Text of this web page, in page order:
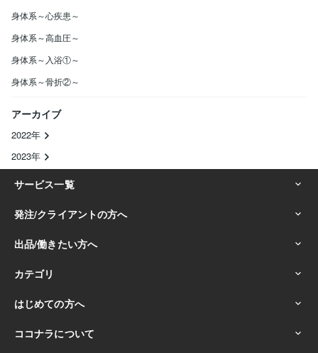
身体系～心疾患～
身体系～高血圧～
身体系～入浴①～
身体系～骨折②～
アーカイブ
2022年
2023年